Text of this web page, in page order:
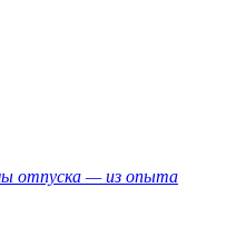
отпуска — из опыта